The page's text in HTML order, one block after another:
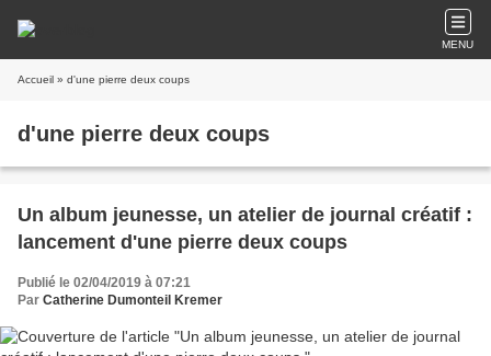
MENU
Accueil » d'une pierre deux coups
d'une pierre deux coups
Un album jeunesse, un atelier de journal créatif :
lancement d'une pierre deux coups
Publié le 02/04/2019 à 07:21
Par Catherine Dumonteil Kremer